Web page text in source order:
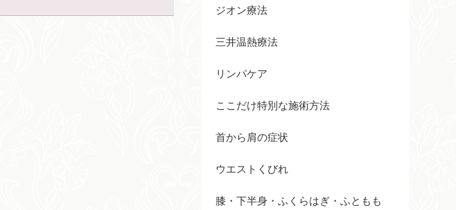
ジオン療法
三井温熱療法
リンパケア
ここだけ特別な施術方法
首から肩の症状
ウエストくびれ
膝・下半身・ふくらはぎ・ふともも